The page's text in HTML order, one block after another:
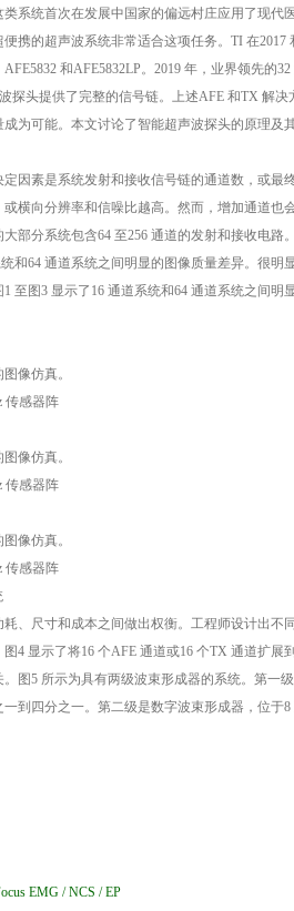
系统首次在发展中国家的偏远村庄应用了现代
携的超声波系统非常适合这项任务。TI 在2017
和AFE5832LP。2019 年，业界领先的
探头提供了完整的信号链。上述AFE 和TX 解
为可能。本文讨论了智能超声波探头的原理及
因素是系统发射和接收信号链的通道数，或最
横向分辨率和信噪比越高。然而，增加通道也
部分系统包含64 至256 通道的发射和接收电路。
和64 通道系统之间明显的图像质量差异。很明
至图3 显示了16 通道系统和64 通道系统之间明
像仿真。
传感器阵
像仿真。
传感器阵
像仿真。
传感器阵
、尺寸和成本之间做出权衡。工程师设计出不
4 显示了将16 个AFE 通道或16 个TX 通道扩展
图5 所示为具有两级波束形成器的系统。第一
到四分之一。第二级是数字波束形成器，位于
EMG / NCS / EP